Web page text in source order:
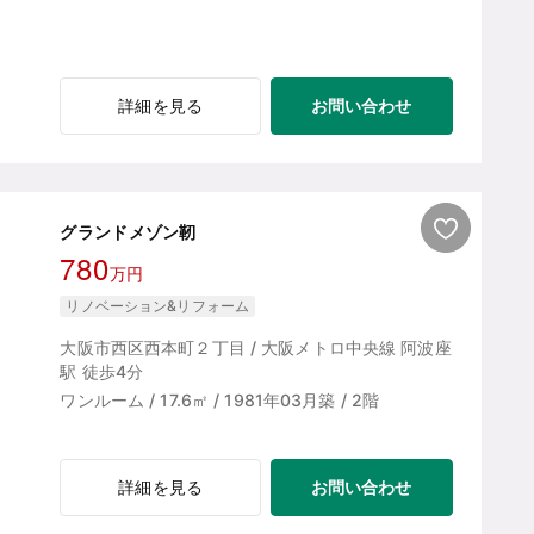
詳細を見る お問い合わせ
グランドメゾン靭
780万円
リノベーション&リフォーム
大阪市西区西本町２丁目 / 大阪メトロ中央線 阿波座
駅 徒歩4分
ワンルーム / 17.6㎡ / 1981年03月築 / 2階
詳細を見る お問い合わせ